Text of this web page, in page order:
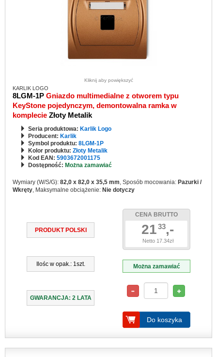
Kliknij aby powiększyć
KARLIK LOGO
8LGM-1P Gniazdo multimedialne z otworem typu
KeyStone pojedynczym, demontowalna ramka w
komplecie Złoty Metalik
Seria produktowa: Karlik Logo
Producent: Karlik
Symbol produktu: 8LGM-1P
Kolor produktu: Złoty Metalik
Kod EAN: 5903672001175
Dostępność: Można zamawiać
Wymiary (W/S/G): 82,0 x 82,0 x 35,5 mm, Sposób mocowania: Pazurki /
Wkręty, Maksymalne obciążenie: Nie dotyczy
PRODUKT POLSKI
Ilośc w opak.: 1szt.
GWARANCJA: 2 LATA
CENA BRUTTO
2133,-
Netto 17.34zł
Można zamawiać
Do koszyka